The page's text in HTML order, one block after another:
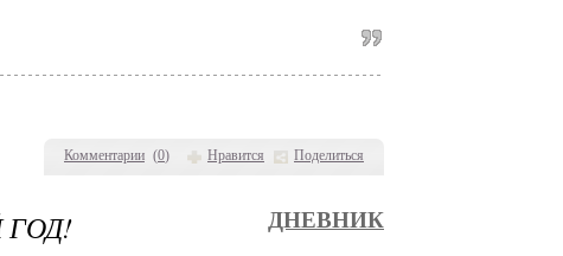
Комментарии (0) Нравится Поделиться
ГОД! ДНЕВНИК